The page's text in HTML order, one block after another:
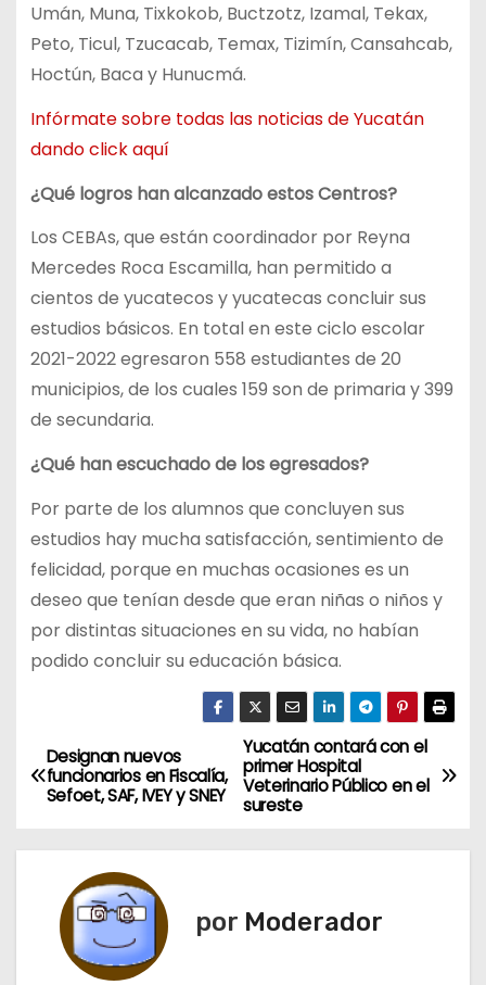
Umán, Muna, Tixkokob, Buctzotz, Izamal, Tekax,
Peto, Ticul, Tzucacab, Temax, Tizimín, Cansahcab,
Hoctún, Baca y Hunucmá.
Infórmate sobre todas las noticias de Yucatán
dando click aquí
¿Qué logros han alcanzado estos Centros?
Los CEBAs, que están coordinador por Reyna
Mercedes Roca Escamilla, han permitido a
cientos de yucatecos y yucatecas concluir sus
estudios básicos. En total en este ciclo escolar
2021-2022 egresaron 558 estudiantes de 20
municipios, de los cuales 159 son de primaria y 399
de secundaria.
¿Qué han escuchado de los egresados?
Por parte de los alumnos que concluyen sus
estudios hay mucha satisfacción, sentimiento de
felicidad, porque en muchas ocasiones es un
deseo que tenían desde que eran niñas o niños y
por distintas situaciones en su vida, no habían
podido concluir su educación básica.
N
a
v
Yucatán contará con el
primer Hospital
Veterinario Público en el
sureste
Designan nuevos
funcionarios en Fiscalía,
Sefoet, SAF, IVEY y SNEY
por Moderador